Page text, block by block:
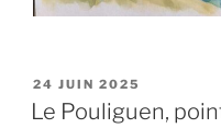
PUBLIÉ
LE
24 JUIN 2025
Le Pouliguen,